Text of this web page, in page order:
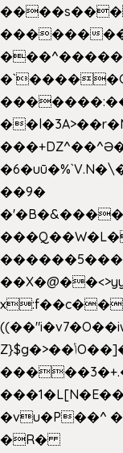
������
��9�
Z}$g�>��ݳO��]��[�3d��_oަi�j��|
�vu�P��^
�R�